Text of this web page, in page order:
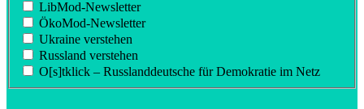
LibMod-Newsletter
ÖkoMod-Newsletter
Ukraine verstehen
Russland verstehen
O[s]tklick – Russland­deutsche für Demokratie im Netz